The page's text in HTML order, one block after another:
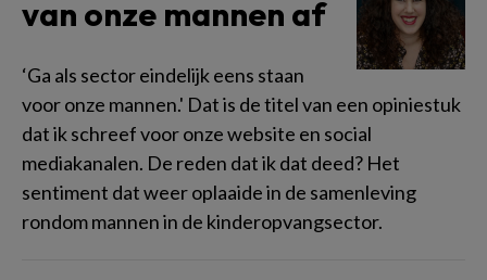
van onze mannen af
‘Ga als sector eindelijk eens staan
voor onze mannen.' Dat is de titel van een opiniestuk
dat ik schreef voor onze website en social
mediakanalen. De reden dat ik dat deed? Het
sentiment dat weer oplaaide in de samenleving
rondom mannen in de kinderopvangsector.